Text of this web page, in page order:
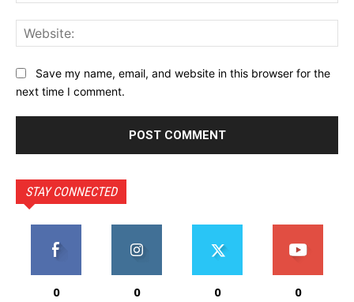
Save my name, email, and website in this browser for the
next time I comment.
STAY CONNECTED
0 0 0 0